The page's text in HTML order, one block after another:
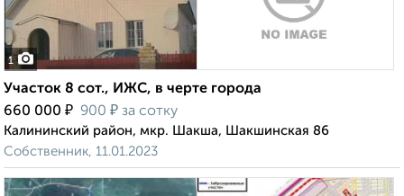
1
Участок 8 сот., ИЖС, в черте города
660 000 ₽ 900 ₽ за сотку
Калининский район, мкр. Шакша, Шакшинская 86
Собственник, 11.01.2023